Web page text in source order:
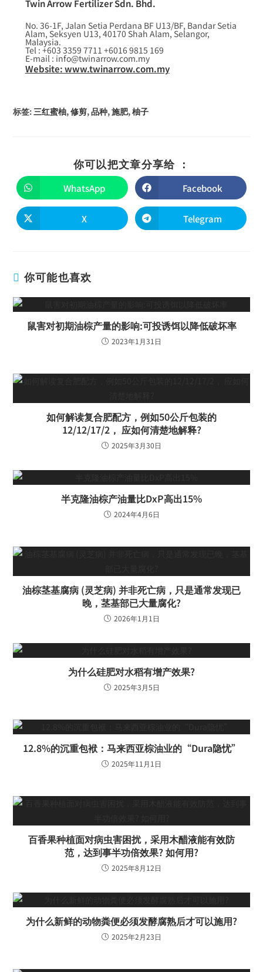
Twin Arrow Fertilizer Sdn. Bhd.
No. 36-1F, Jalan Setia Perdana BF U13/BF, Bandar Setia
Alam, Seksyen U13, 40170 Shah Alam, Selangor,
Malaysia.
Tel : +603 3359 7711 +6016 9815 169
E-mail : info@twinarrow.com.my
Website: www.twinarrow.com.my
标签:三红蜜柚,修剪,品种,施肥,柚子
你可以把文章分享给 ：
WhatsApp Facebook
X Telegram
你可能也喜欢
鼠害对初期油棕产量的影响:可投诱饵以降低破坏率
2023年1月31日
如何解读复合肥配方，例如50公斤包装的
12/12/17/2， 应如何清楚地解释?
2025年3月30日
半克隆油棕产油量比DxP高出15%
2024年4月6日
油棕茎基腐病 (灵芝病) 并非死亡病，只是通常发现已
晚，茎基部已大量腐化?
2026年1月1日
为什么硅肥对水稻有增产效果?
2025年3月5日
12.8%的沉重包袱：马来西亚棕油业的“Dura隐忧”
2025年11月1日
百香果种植面对病虫害困扰，采用木醋液能有效防
范，达到事半功倍效果? 如何用?
2025年8月12日
为什么新鲜的动物粪便必须发酵腐熟后才可以施用?
2025年2月23日